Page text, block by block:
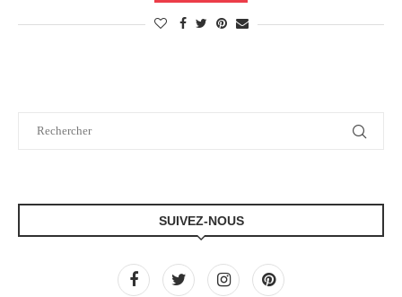
SUIVEZ-NOUS